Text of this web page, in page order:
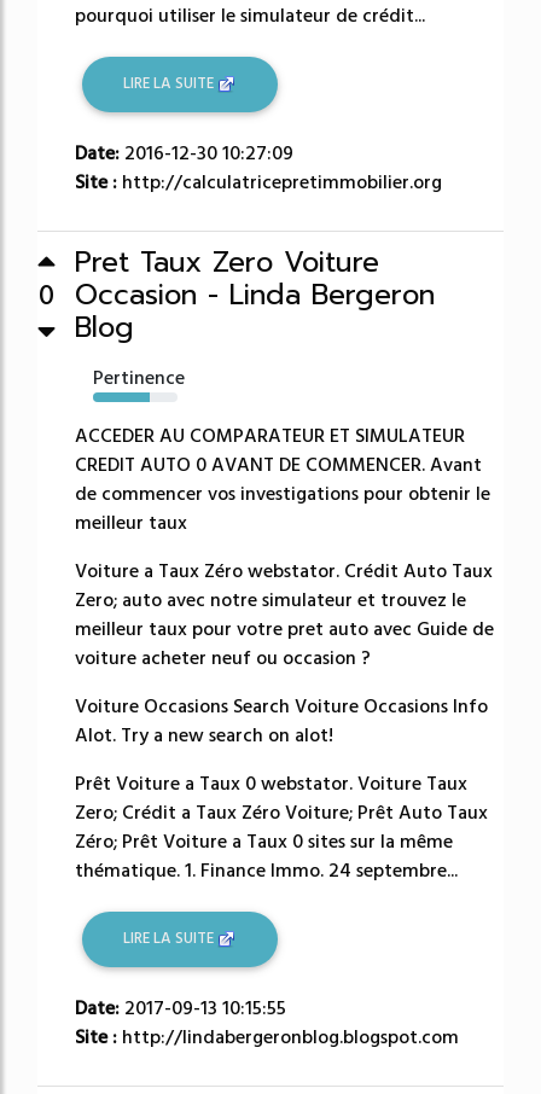
pourquoi utiliser le simulateur de crédit...
LIRE LA SUITE
Date: 2016-12-30 10:27:09
Site : http://calculatricepretimmobilier.org
0
Pret Taux Zero Voiture
Occasion - Linda Bergeron
Blog
Pertinence
67%
ACCEDER AU COMPARATEUR ET SIMULATEUR
CREDIT AUTO 0 AVANT DE COMMENCER. Avant
de commencer vos investigations pour obtenir le
meilleur taux
Voiture a Taux Zéro webstator. Crédit Auto Taux
Zero; auto avec notre simulateur et trouvez le
meilleur taux pour votre pret auto avec Guide de
voiture acheter neuf ou occasion ?
Voiture Occasions Search Voiture Occasions Info
Alot. Try a new search on alot!
Prêt Voiture a Taux 0 webstator. Voiture Taux
Zero; Crédit a Taux Zéro Voiture; Prêt Auto Taux
Zéro; Prêt Voiture a Taux 0 sites sur la même
thématique. 1. Finance Immo. 24 septembre...
LIRE LA SUITE
Date: 2017-09-13 10:15:55
Site : http://lindabergeronblog.blogspot.com